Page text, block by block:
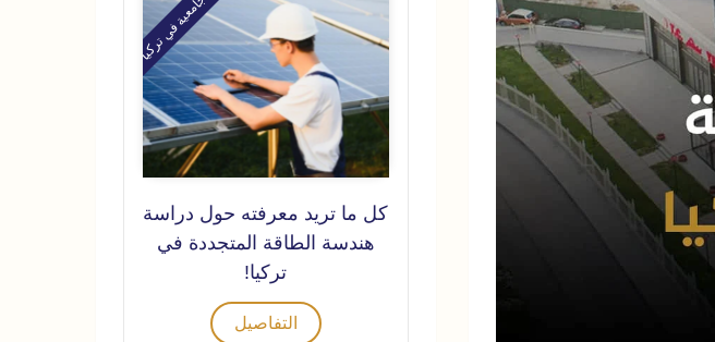
كل ما تريد معرفته حول دراسة
هندسة الطاقة المتجددة في
تركيا!
التفاصيل